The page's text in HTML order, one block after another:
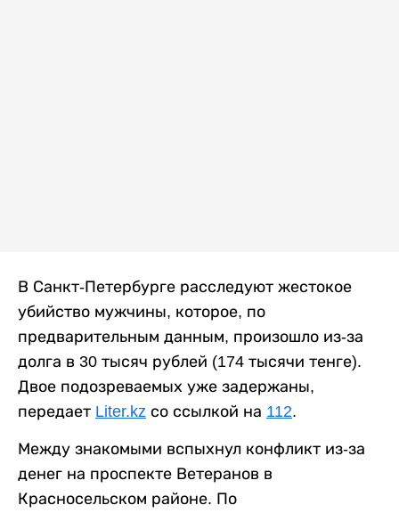
В Санкт-Петербурге расследуют жестокое
убийство мужчины, которое, по
предварительным данным, произошло из-за
долга в 30 тысяч рублей (174 тысячи тенге).
Двое подозреваемых уже задержаны,
передает Liter.kz со ссылкой на 112.
Между знакомыми вспыхнул конфликт из-за
денег на проспекте Ветеранов в
Красносельском районе. По